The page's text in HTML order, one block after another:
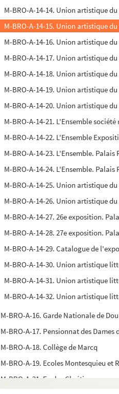
M-BRO-A-14-14. Union artistique
M-BRO-A-14-15. Union artistique
M-BRO-A-14-16. Union artistique
M-BRO-A-14-17. Union artistique
M-BRO-A-14-18. Union artistique
M-BRO-A-14-19. Union artistique
M-BRO-A-14-20. Union artistique
M-BRO-A-14-21. L'Ensemble
M-BRO-A-14-22. L'Ensemble
M-BRO-A-14-23. L'Ensemble.
M-BRO-A-14-24. L'Ensemble.
M-BRO-A-14-25. Union artistique
M-BRO-A-14-26. Union artistique
M-BRO-A-14-27. 26e exposition.
M-BRO-A-14-28. 27e exposition.
M-BRO-A-14-29. Catalogue de
M-BRO-A-14-30. Union artistique
M-BRO-A-14-31. Union artistique
M-BRO-A-14-32. Union artistique
M-BRO-A-16. Garde Nationale de
M-BRO-A-17. Pensionnat des Dames
M-BRO-A-18. Collège de Marcq
M-BRO-A-19. Ecoles Montesquieu et
M-BRO-A-21. Ecoles Chrétiennes